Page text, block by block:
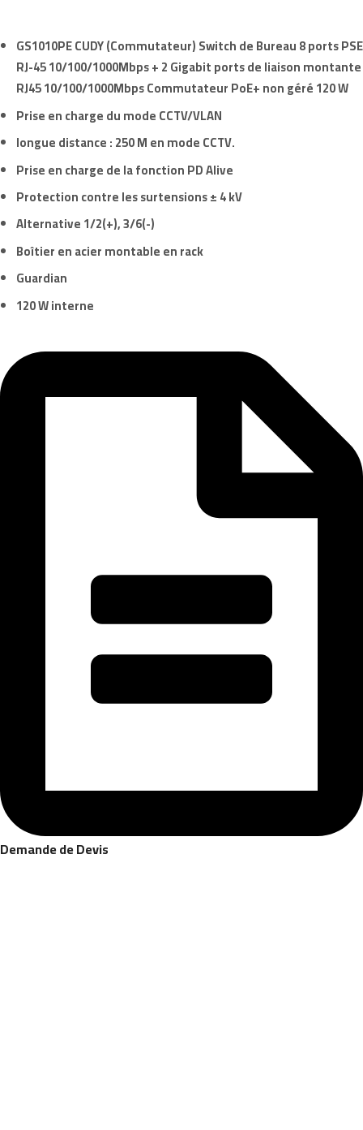
GS1010PE CUDY(Commutateur) Switch de Bureau 8 ports PSE
RJ-45 10/100/1000Mbps + 2 Gigabit ports de liaison montante
RJ45 10/100/1000Mbps Commutateur PoE+ non géré 120 W
Prise en charge du mode CCTV/VLAN
longue distance : 250 M en mode CCTV.
Prise en charge de la fonction PD Alive
Protection contre les surtensions ± 4 kV
Alternative 1/2(+), 3/6(-)
Boîtier en acier montable en rack
Guardian
120 W interne
Demande de Devis